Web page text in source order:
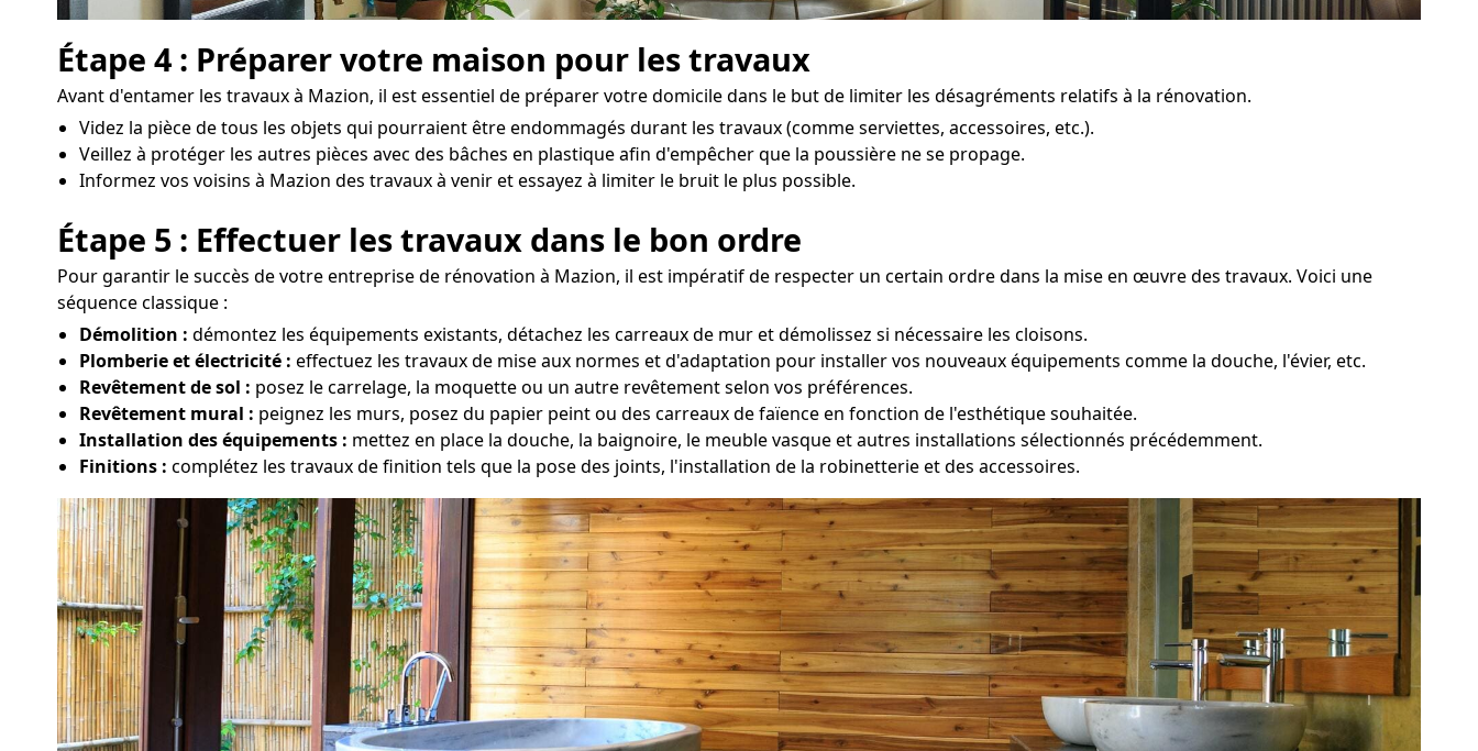
Étape 4 : Préparer votre maison pour les travaux
Avant d'entamer les travaux à Mazion, il est essentiel de préparer votre domicile dans le but de limiter les désagréments relatifs à la rénovation.
Videz la pièce de tous les objets qui pourraient être endommagés durant les travaux (comme serviettes, accessoires, etc.).
Veillez à protéger les autres pièces avec des bâches en plastique afin d'empêcher que la poussière ne se propage.
Informez vos voisins à Mazion des travaux à venir et essayez à limiter le bruit le plus possible.
Étape 5 : Effectuer les travaux dans le bon ordre
Pour garantir le succès de votre entreprise de rénovation à Mazion, il est impératif de respecter un certain ordre dans la mise en œuvre des travaux. Voici une
séquence classique :
Démolition : démontez les équipements existants, détachez les carreaux de mur et démolissez si nécessaire les cloisons.
Plomberie et électricité : effectuez les travaux de mise aux normes et d'adaptation pour installer vos nouveaux équipements comme la douche, l'évier, etc.
Revêtement de sol : posez le carrelage, la moquette ou un autre revêtement selon vos préférences.
Revêtement mural : peignez les murs, posez du papier peint ou des carreaux de faïence en fonction de l'esthétique souhaitée.
Installation des équipements : mettez en place la douche, la baignoire, le meuble vasque et autres installations sélectionnés précédemment.
Finitions : complétez les travaux de finition tels que la pose des joints, l'installation de la robinetterie et des accessoires.